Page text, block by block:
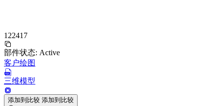
122417
部件状态: Active
客户绘图
三维模型
添加到比较 添加到比较